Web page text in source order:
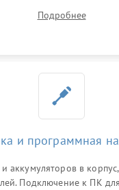
и монтаж новых
поврежденных
Подробнее
и программная
аккумуляторов в
Подключение к ПК